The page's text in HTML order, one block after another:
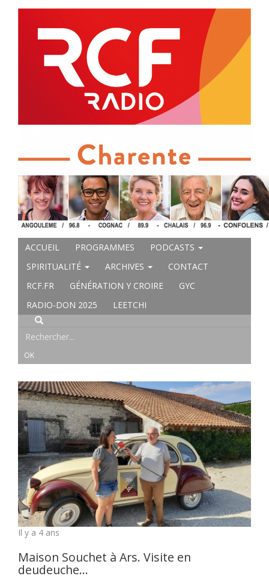
ACCUEIL PROGRAMMES
PODCASTS
SPIRITUALITÉ
ARCHIVES
CONTACT
RCF.FR
GÉNÉRATION Y CROIRE
GYC
RADIO-DON 2025
LEETCHI
Il y a 4 ans
Maison Souchet à Ars. Visite en
deudeuche…